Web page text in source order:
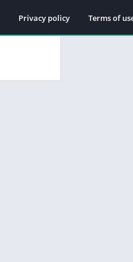
Privacy policy Terms of